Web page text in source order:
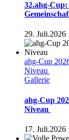
32.ahg-
29. Juli.2026
ahg-Cup
Niveau
Gallerie
ahg-Cup
Niveau
17. Juli.2026